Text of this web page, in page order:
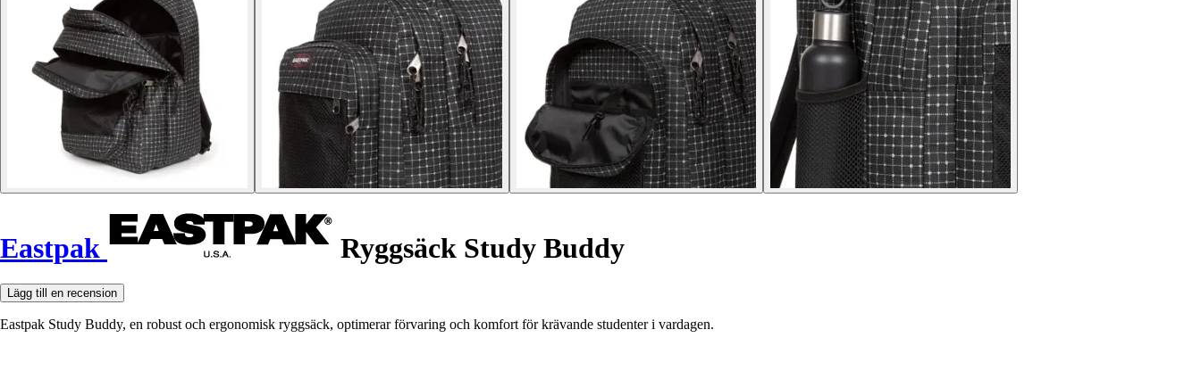
Eastpak Ryggsäck Study Buddy
Lägg till en recension
Eastpak Study Buddy, en robust och ergonomisk ryggsäck, optimerar förvaring och komfort för krävande studenter i vardagen.